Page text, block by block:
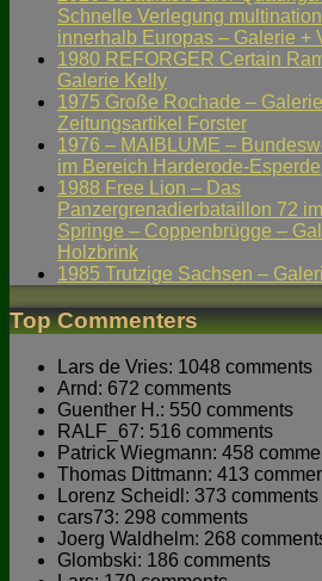
Schnelle Verlegung
innerhalb Europas – Galerie +
1980 REFORGER Certain
Galerie Kelly
1975 Große Rochade –
Zeitungsartikel Forster
1976 – MAIBLUME –
im Bereich Harderode-Esperde
1988 Free Lion – Das
Panzergrenadierbataillon 72
Springe – Coppenbrügge –
Holzbrink
1985 Trutzige Sachsen –
Top Commenters
Lars de Vries: 1048 comments
Arnd: 672 comments
Guenther H.: 550 comments
RALF_67: 516 comments
Patrick Wiegmann: 458
Thomas Dittmann: 413
Lorenz Scheidl: 373 comments
cars73: 298 comments
Joerg Waldhelm: 268
Glombski: 186 comments